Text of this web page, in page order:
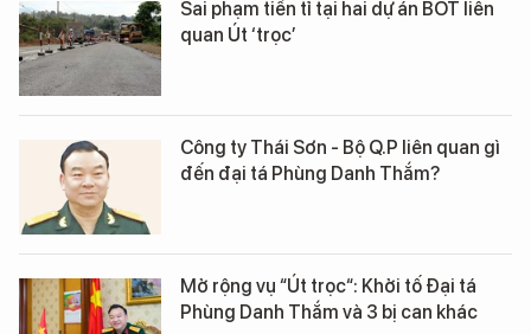
Sai phạm tiền tỉ tại hai dự án BOT liên
quan Út ‘trọc’
Công ty Thái Sơn - Bộ Q.P liên quan gì
đến đại tá Phùng Danh Thắm?
Mở rộng vụ “Út trọc“: Khởi tố Đại tá
Phùng Danh Thắm và 3 bị can khác